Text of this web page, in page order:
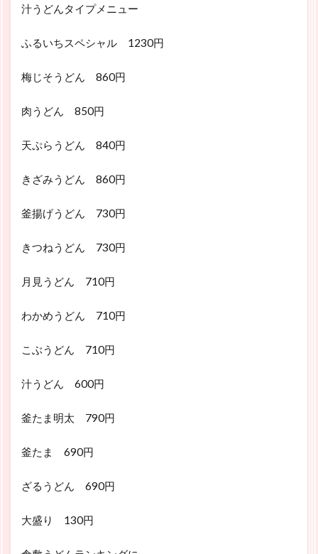
汁うどんタイプメニュー
ふるいちスペシャル 1230円
梅じそうどん 860円
肉うどん 850円
天ぷらうどん 840円
きざみうどん 860円
釜揚げうどん 730円
きつねうどん 730円
月見うどん 710円
わかめうどん 710円
こぶうどん 710円
汁うどん 600円
釜たま明太 790円
釜たま 690円
ざるうどん 690円
大盛り 130円